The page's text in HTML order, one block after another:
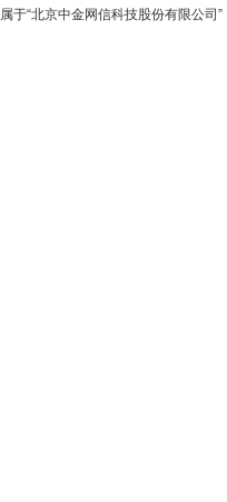
于“北京中金网信科技股份有限公司